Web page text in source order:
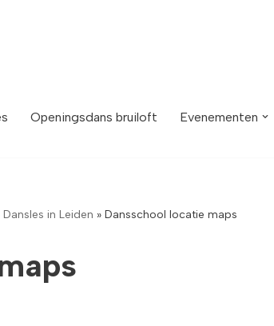
Openingsdans bruiloft Evenementen
Dansles in Leiden » Dansschool locatie maps